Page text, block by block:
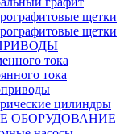
щетки
щетки
тока
тока
цилиндры
ОБОРУДОВАНИЕ